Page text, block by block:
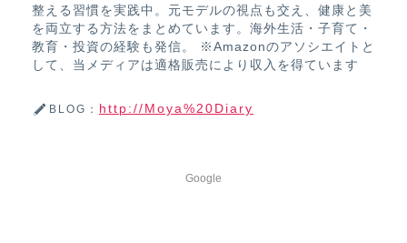
整える習慣を実践中。元モデルの視点も交え、健康と美
を両立する方法をまとめています。海外生活・子育て・
教育・投資の経験も発信。 ※Amazonのアソシエイトと
して、当メディアは適格販売により収入を得ています
BLOG： http://Moya%20Diary
Google